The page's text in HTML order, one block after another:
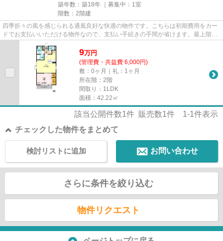
築年数：築18年 ｜募集中： 1室
階数：2階建
四季折々の風を感じられる通風良好な快適の物件です。こちらは初期費用をカー
ドでお支払いいただける物件なので、支払い手続きの手間が省けます。最上階の
物件です。車をお持ちの方に...
9万円
(管理費・共益費 6,000円)
敷：0ヶ月｜礼：1ヶ月
所在階：2階
間取り：1LDK
面積：42.22㎡
該当公開件数1件 販売数1件 1-1件表示
チェックした物件をまとめて
お問い合わせ
検討リストに追加
さらに条件を絞り込む
物件リクエスト